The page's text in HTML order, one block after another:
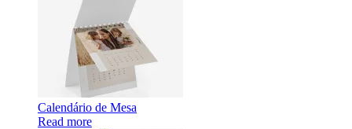
Calendário de Mesa
Read more